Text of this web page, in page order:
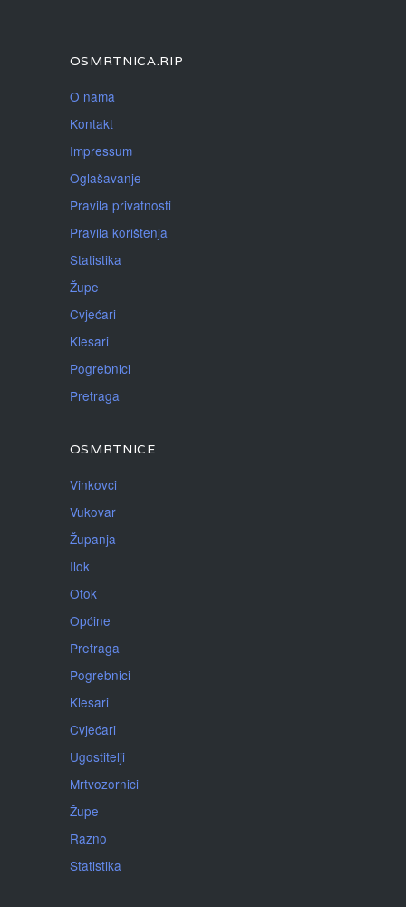
OSMRTNICA.RIP
O nama
Kontakt
Impressum
Oglašavanje
Pravila privatnosti
Pravila korištenja
Statistika
Župe
Cvjećari
Klesari
Pogrebnici
Pretraga
OSMRTNICE
Vinkovci
Vukovar
Županja
Ilok
Otok
Općine
Pretraga
Pogrebnici
Klesari
Cvjećari
Ugostitelji
Mrtvozornici
Župe
Razno
Statistika